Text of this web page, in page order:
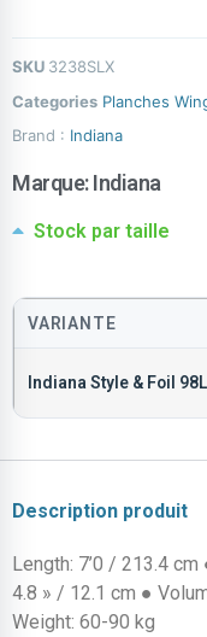
SKU 3238SLX
Categories Planches
Brand : Indiana
Marque:Indiana
Stock par taille
VARIANTE
Indiana Style & Foil
Description produit
Length: 7’0 / 213.4
4.8 » / 12.1 cm ●
Weight: 60-90 kg